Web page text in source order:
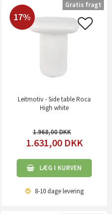
17%
Leitmotiv - Side table Roca
High white
1.968,00
1.631,00 DKK
LÆG I KURVEN
8-10 dagelevering
Gratis fragt